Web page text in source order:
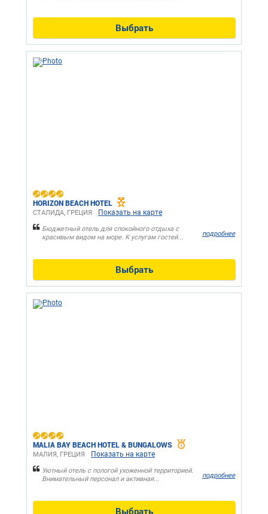
Выбрать
HORIZON BEACH HOTEL
СТАЛИДА, ГРЕЦИЯ Показать на карте
Бюджетный отель для спокойного отдыха с
красивым видом на море. К услугам гостей...
подробнее
Выбрать
MALIA BAY BEACH HOTEL & BUNGALOWS
МАЛИЯ, ГРЕЦИЯ Показать на карте
Уютный отель с пологой ухоженной территорией.
Внимательный персонал и активная...
подробнее
Выбрать